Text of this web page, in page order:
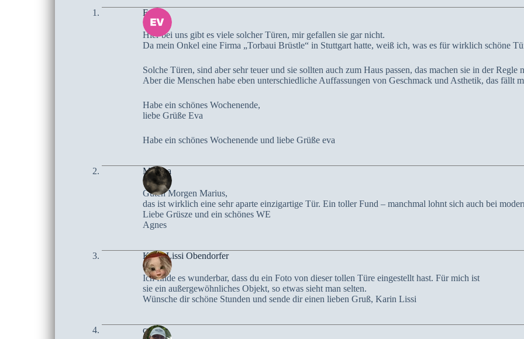
Eva
Hier bei uns gibt es viele solcher Türen, mir gefallen sie gar nicht.
Da mein Onkel eine Firma „Torbaui Brüstle“ in Stuttgart hatte, weiß ich, was es für wirklich schöne
Solche Türen, sind aber sehr teuer und sie sollten auch zum Haus passen, das machen sie in der Regle
Aber die Menschen habe eben unterschiedliche Auffassungen von Geschmack und Asthetik, das fällt
Habe ein schönes Wochenende,
liebe Grüße Eva
Habe ein schönes Wochenende und liebe Grüße eva
Mascha
Guten Morgen Marius,
das ist wirklich eine sehr aparte einzigartige Tür. Ein toller Fund – manchmal lohnt sich auch bei
Liebe Grüsze und ein schönes WE
Agnes
Karin Lissi Obendorfer
Ich finde es wunderbar, dass du ein Foto von dieser tollen Türe eingestellt hast. Für mich ist
sie ein außergewöhnliches Objekt, so etwas sieht man selten.
Wünsche dir schöne Stunden und sende dir einen lieben Gruß, Karin Lissi
czoczo